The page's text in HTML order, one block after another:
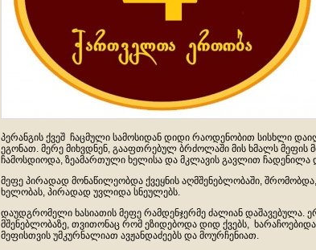
პერანგის ქვეშ ჩაცმული სამოსიდან დიდი რაოდენობით სისხლი
ეგონათ. მერე მიხვდნენ, გააფთრებულ ბრძოლაში მის ხმალს მეფის
ჩამოსდიოდა, ზეამართული ხელისა და მკლავის გავლით ჩადენილა
მეფე პირადად მონაწილეობდა ქვეყნის აღმშენებლობაში,
ხელობას, პირადად უვლიდა სნეულებს.
დაუდგრომელი ხასიათის მეფე რამდენჯერმე ძალიან დაშავებულა.
მშენებლობაზე, თვითონაც რომ ეზიდებოდა დიდ ქვებს,
მეფისთვის უმკურნალიათ ავჟანდაძეებს და მოურჩენიათ.